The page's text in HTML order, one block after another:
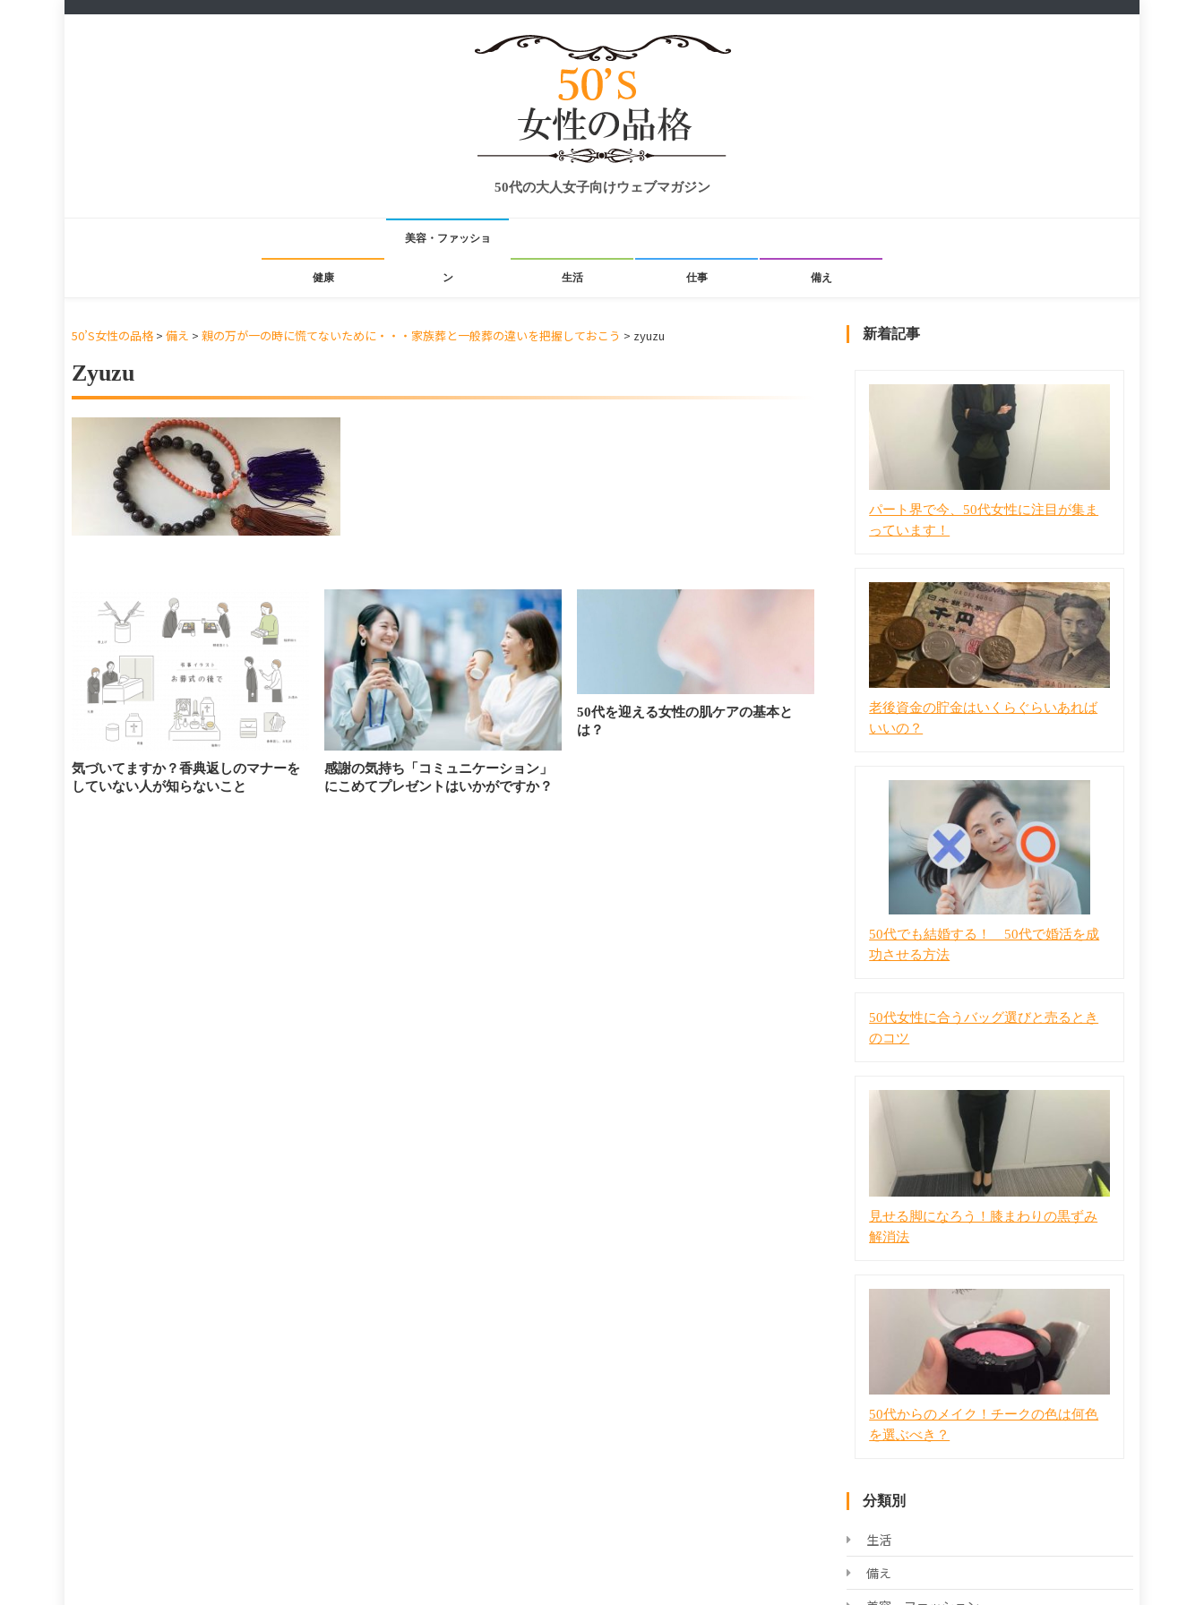
50代の大人女子向けウェブマガジン
健康
美容・ファッショ
ン 生活 仕事 備え
50’S女性の品格> 備え > 親の万が一の時に慌てないために・・・家族葬と一般葬の違いを把握しておこう > zyuzu
Zyuzu
気づいてますか？香典返しのマナーを
していない人が知らないこと
感謝の気持ち「コミュニケーション」
にこめてプレゼントはいかがですか？
50代を迎える女性の肌ケアの基本と
は？
新着記事
パート界で今、50代女性に注目が集ま
っています！
老後資金の貯金はいくらぐらいあれば
いいの？
50代でも結婚する！ 50代で婚活を成
功させる方法
50代女性に合うバッグ選びと売るとき
のコツ
見せる脚になろう！膝まわりの黒ずみ
解消法
50代からのメイク！チークの色は何色
を選ぶべき？
分類別
生活
備え